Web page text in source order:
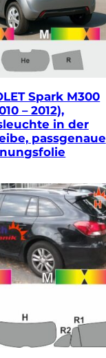
Spark M300
– 2012),
in der
passgenaue